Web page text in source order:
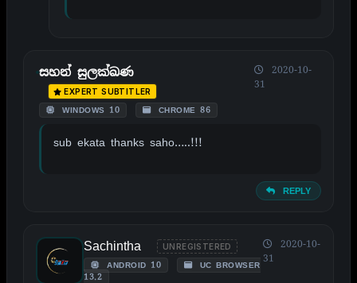
සහන් සුලක්ඛණ
EXPERT SUBTITLER
WINDOWS 10 CHROME 86
2020-10-
31
sub ekata thanks saho…..!!!
REPLY
Sachintha UNREGISTERED
ANDROID 10
UC BROWSER
13.2
2020-10-
31